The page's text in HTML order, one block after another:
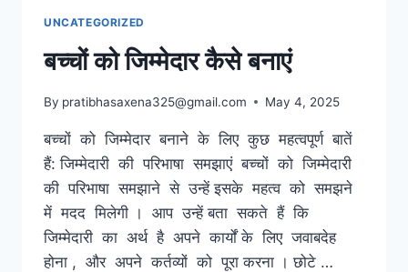
UNCATEGORIZED
बच्चों को जिम्मेदार कैसे बनाएं
By pratibhasaxena325@gmail.com May 4, 2025
बच्चों को जिम्मेदार बनाने के लिए कुछ महत्वपूर्ण बातें
हैं: जिम्मेदारी की परिभाषा समझाएं बच्चों को जिम्मेदारी
की परिभाषा समझाने से उन्हें इसके महत्व को समझने
में मदद मिलेगी । आप उन्हें बता सकते हैं कि
जिम्मेदारी का अर्थ है अपने कार्यों के लिए जवाबदेह
होना , और अपने कर्तव्यों को पूरा करना । छोटे …